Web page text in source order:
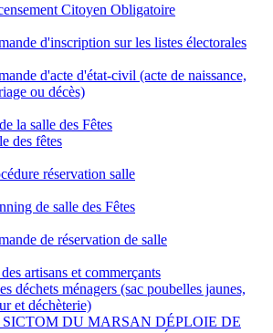
Citoyen Obligatoire
d'inscription sur les listes électorales
d'acte d'état-civil (acte de naissance,
ou décès)
la salle des Fêtes
des fêtes
réservation salle
de salle des Fêtes
de réservation de salle
artisans et commerçants
déchets ménagers (sac poubelles jaunes,
et déchèterie)
DU MARSAN DÉPLOIE DE